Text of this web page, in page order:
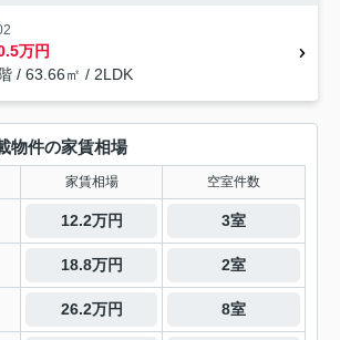
万円
/ 63.66㎡ / 2LDK
物件の家賃相場
家賃相場 空室件数
12.2万円 3室
18.8万円 2室
26.2万円 8室